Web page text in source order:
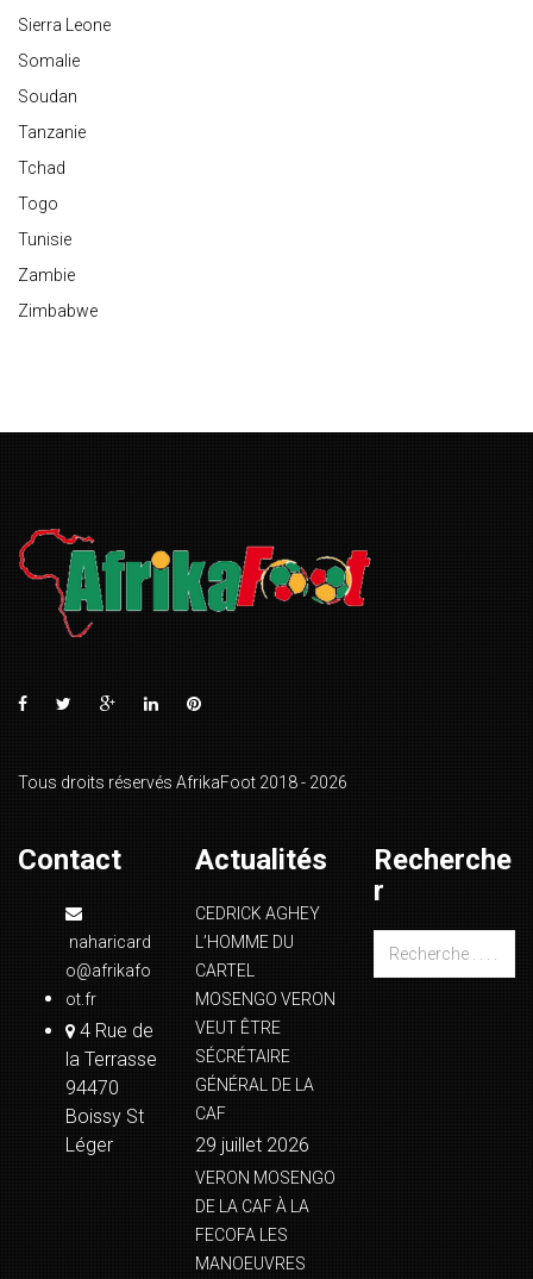
Sierra Leone
Somalie
Soudan
Tanzanie
Tchad
Togo
Tunisie
Zambie
Zimbabwe
Tous droits réservés AfrikaFoot 2018 - 2026
Contact
naharicard
o@afrikafo
ot.fr
4 Rue de
la Terrasse
94470
Boissy St
Léger
Actualités
CEDRICK AGHEY
L’HOMME DU
CARTEL
MOSENGO VERON
VEUT ÊTRE
SÉCRÉTAIRE
GÉNÉRAL DE LA
CAF
29 juillet 2026
VERON MOSENGO
DE LA CAF À LA
FECOFA LES
MANOEUVRES
Recherche
r